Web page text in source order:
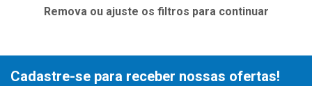
Remova ou ajuste os filtros para continuar
Cadastre-se para receber nossas ofertas!